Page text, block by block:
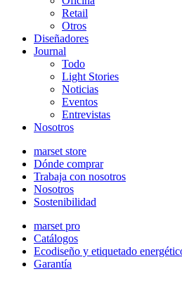
Retail
Otros
Diseñadores
Journal
Todo
Light Stories
Noticias
Eventos
Entrevistas
Nosotros
marset store
Dónde comprar
Trabaja con nosotros
Nosotros
Sostenibilidad
marset pro
Catálogos
Ecodiseño y etiquetado
Garantía